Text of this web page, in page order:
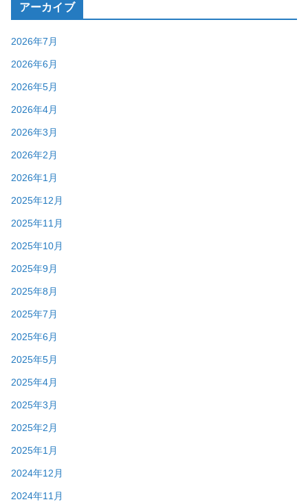
アーカイブ
2026年7月
2026年6月
2026年5月
2026年4月
2026年3月
2026年2月
2026年1月
2025年12月
2025年11月
2025年10月
2025年9月
2025年8月
2025年7月
2025年6月
2025年5月
2025年4月
2025年3月
2025年2月
2025年1月
2024年12月
2024年11月